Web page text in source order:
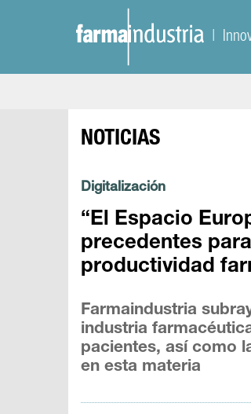
|
NOTICIAS
Digitalización
“El Espacio
precedentes
productividad
Farmaindustria
industria
pacientes, así como
en esta materia